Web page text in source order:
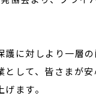
に対しより一層の
して、皆さまが
ます。